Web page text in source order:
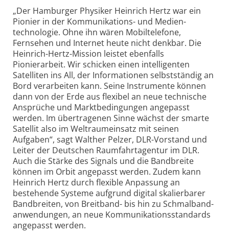
„Der Hamburger Physiker Heinrich Hertz war ein
Pionier in der Kommunikations- und Medien­
technologie. Ohne ihn wären Mobiltelefone,
Fernsehen und Internet heute nicht denkbar. Die
Heinrich-Hertz-Mission leistet ebenfalls
Pionierarbeit. Wir schicken einen intelligenten
Satelliten ins All, der Informationen selbstständig an
Bord verarbeiten kann. Seine Instrumente können
dann von der Erde aus flexibel an neue technische
Ansprüche und Markt­bedingungen angepasst
werden. Im übertragenen Sinne wächst der smarte
Satellit also im Weltraumeinsatz mit seinen
Aufgaben“, sagt Walther Pelzer, DLR-Vorstand und
Leiter der Deutschen Raumfahrtagentur im DLR.
Auch die Stärke des Signals und die Bandbreite
können im Orbit angepasst werden. Zudem kann
Heinrich Hertz durch flexible Anpassung an
bestehende Systeme aufgrund digital skalierbarer
Bandbreiten, von Breitband- bis hin zu Schmalband­
anwendungen, an neue Kommunikations­standards
angepasst werden.